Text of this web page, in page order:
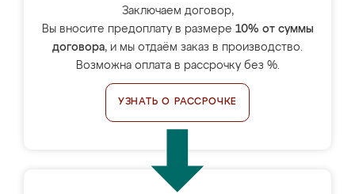
Заключаем договор,
Вы вносите предоплату в размере 10% от суммы
договора, и мы отдаём заказ в производство.
Возможна оплата в рассрочку без %.
УЗНАТЬ О РАССРОЧКЕ